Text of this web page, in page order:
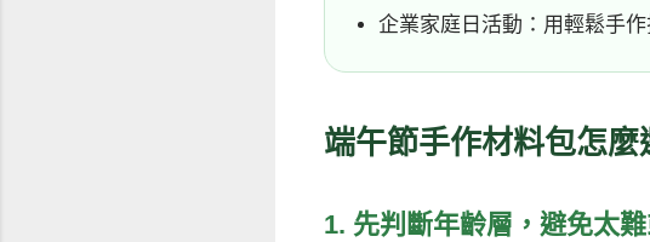
企業家庭日活動：用輕鬆手
端午節手作材料包怎
1. 先判斷年齡層，避免太